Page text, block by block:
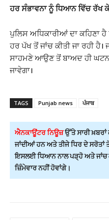
ਹਰ ਸੰਭਾਵਨਾ ਨੂੰ ਧਿਆਨ ਵਿੱਚ ਰੱਖ ਕੇ
ਪੁਲਿਸ ਅਧਿਕਾਰੀਆਂ ਦਾ ਕਹਿਣਾ
ਹਰ ਪੱਖ ਤੋਂ ਜਾਂਚ ਕੀਤੀ ਜਾ ਰਹੀ
ਸਾਹਮਣੇ ਆਉਣ ਤੋਂ ਬਾਅਦ ਹੀ
ਜਾਵੇਗਾ।
TAGS Punjab news ਪੰਜਾਬ
ਐਨਕਾਊਂਟਰ ਨਿਊਜ਼ਉੱਤੇ ਸਾਰੀ
ਜਾਂਦੀਆਂ ਹਨ ਅਤੇ ਤੀਜੇ ਧਿਰ ਦੇ ਸਰੋਤਾਂ
ਇਸਲਈ ਧਿਆਨ ਨਾਲ ਪੜ੍ਹੋ ਅਤੇ ਜਾਂਚ
ਜ਼ਿੰਮੇਵਾਰ ਨਹੀਂ ਹੋਵਾਂਗੇ।